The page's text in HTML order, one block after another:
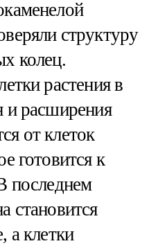
структуру
колец.
растения в
и расширения
от клеток
готовится к
последнем
становится
а клетки